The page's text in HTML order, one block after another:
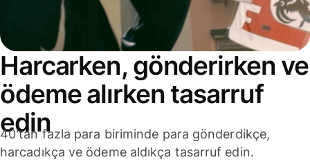
Harcarken, gönderirken ve
ödeme alırken tasarruf
edin
40'tan fazla para biriminde para gönderdikçe,
harcadıkça ve ödeme aldıkça tasarruf edin.